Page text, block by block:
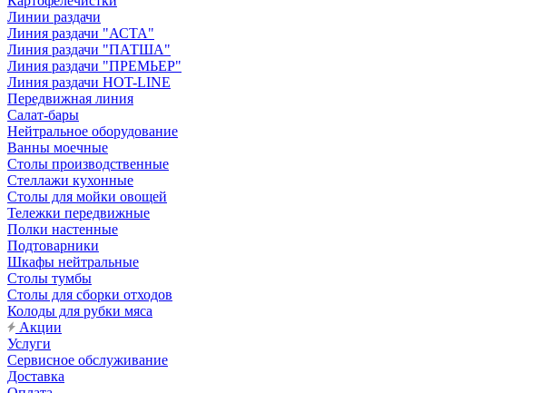
Линии раздачи
Линия раздачи "АСТА"
Линия раздачи "ПАТША"
Линия раздачи "ПРЕМЬЕР"
Линия раздачи HOT-LINE
Передвижная линия
Салат-бары
Нейтральное оборудование
Ванны моечные
Столы производственные
Стеллажи кухонные
Столы для мойки овощей
Тележки передвижные
Полки настенные
Подтоварники
Шкафы нейтральные
Столы тумбы
Столы для сборки отходов
Колоды для рубки мяса
Акции
Услуги
Сервисное обслуживание
Доставка